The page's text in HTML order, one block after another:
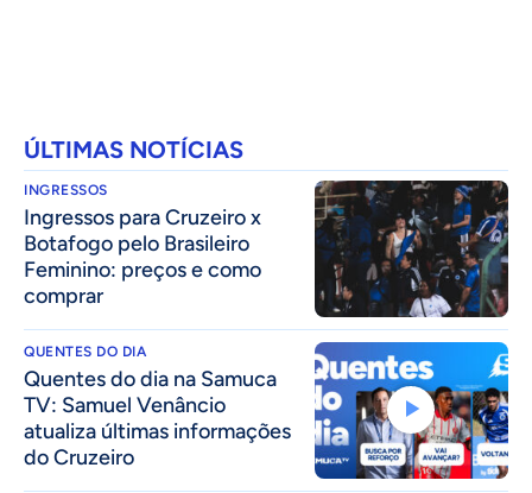
ÚLTIMAS NOTÍCIAS
INGRESSOS
Ingressos para Cruzeiro x
Botafogo pelo Brasileiro
Feminino: preços e como
comprar
QUENTES DO DIA
Quentes do dia na Samuca
TV: Samuel Venâncio
atualiza últimas informações
do Cruzeiro